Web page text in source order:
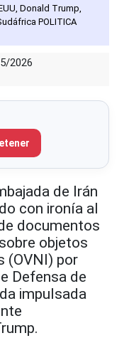
Donald Trump,
POLITICA
2026
de Irán
con ironía al
documentos
objetos
(OVNI) por
Defensa de
impulsada